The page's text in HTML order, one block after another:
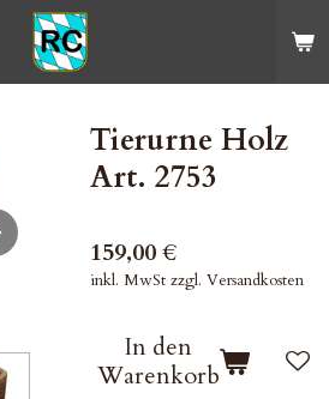
Tierurne Holz
Art. 2753
159,00 €
inkl. MwSt zzgl. Versandkosten
In den
Warenkorb